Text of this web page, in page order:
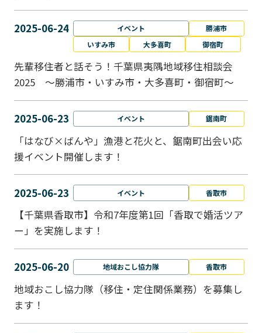
2025-06-24 イベント
勝浦市
いすみ市
大多喜町 御宿町
先輩移住者と話そう！千葉県夷隅地域移住相談会
2025 ～勝浦市・いすみ市・大多喜町・御宿町～
2025-06-23 イベント 鋸南町
「はなび×ばんや」漁港と花火と、鋸南町出会い応
援イベント開催します！
2025-06-23 イベント 香取市
【千葉県香取市】令和7年度第1回「香取で婚活ツア
ー」を実施します！
2025-06-20 地域おこし協力隊 香取市
地域おこし協力隊（移住・定住関係業務）を募集し
ます！